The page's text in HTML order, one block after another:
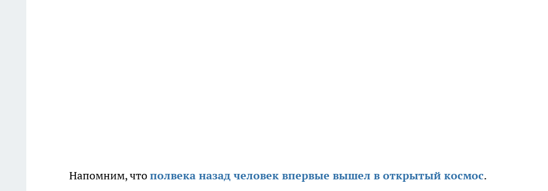
Напомним, чтополвека назад человек впервые вышел в открытый космос.